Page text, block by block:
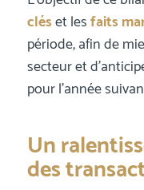
cléset lesfaits
période, afin de
secteur et
pour l’année
Un
des